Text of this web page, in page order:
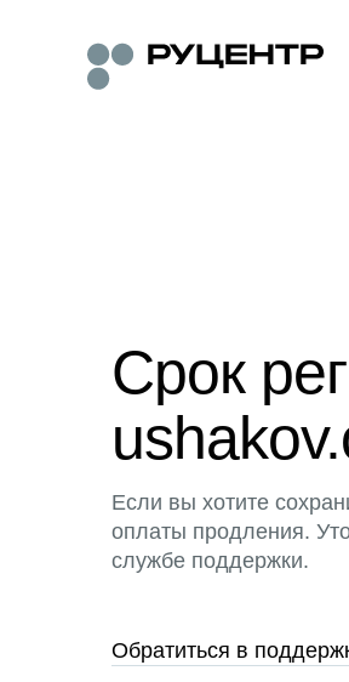
Срок
Если вы хотите
оплаты продления.
службе поддержки.
Обратиться в